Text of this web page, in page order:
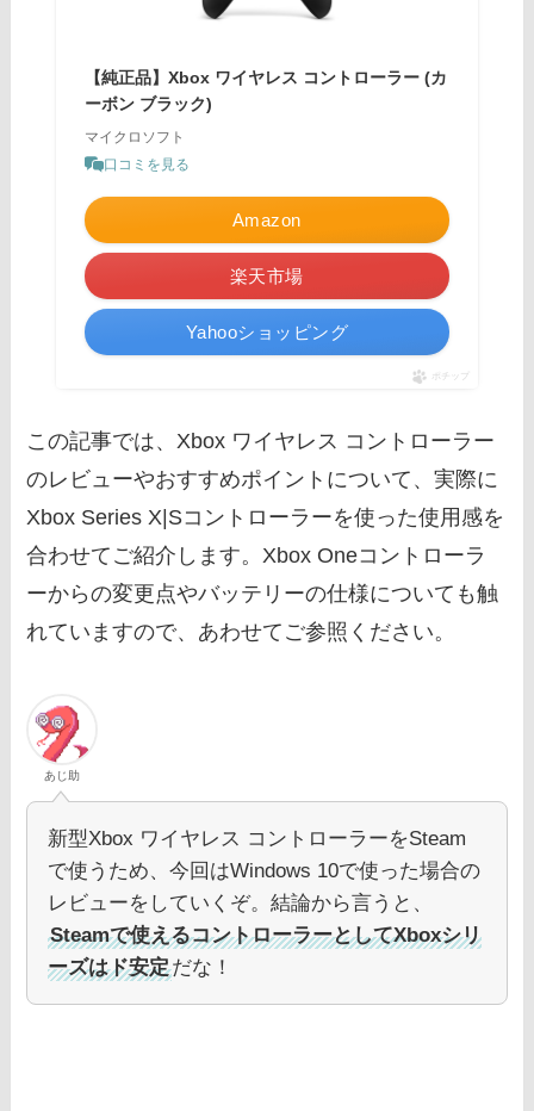
【純正品】Xbox ワイヤレス コントローラー (カ
ーボン ブラック)
マイクロソフト
口コミを見る
Amazon
楽天市場
Yahooショッピング
ポチップ
この記事では、Xbox ワイヤレス コントローラー
のレビューやおすすめポイントについて、実際に
Xbox Series X|Sコントローラーを使った使用感を
合わせてご紹介します。Xbox Oneコントローラ
ーからの変更点やバッテリーの仕様についても触
れていますので、あわせてご参照ください。
あじ助
新型Xbox ワイヤレス コントローラーをSteam
で使うため、今回はWindows 10で使った場合の
レビューをしていくぞ。結論から言うと、
Steamで使えるコントローラーとしてXboxシリ
ーズはド安定だな！